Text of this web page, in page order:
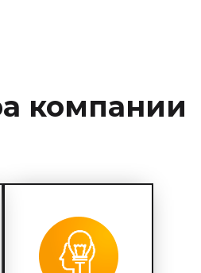
компании